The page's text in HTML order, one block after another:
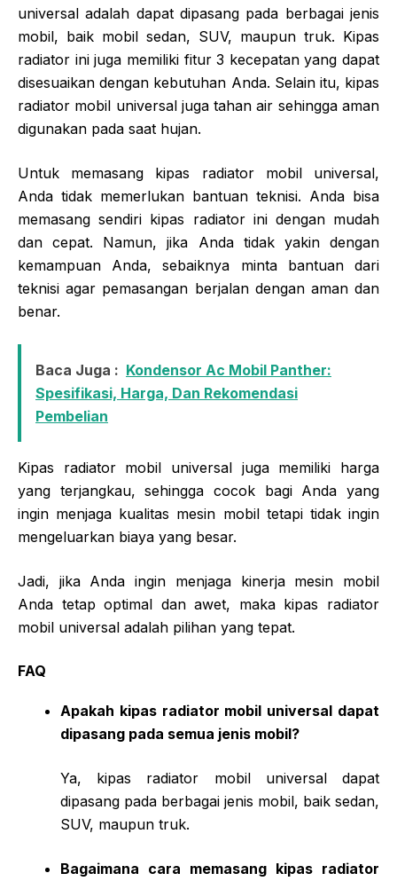
universal adalah dapat dipasang pada berbagai jenis
mobil, baik mobil sedan, SUV, maupun truk. Kipas
radiator ini juga memiliki fitur 3 kecepatan yang dapat
disesuaikan dengan kebutuhan Anda. Selain itu, kipas
radiator mobil universal juga tahan air sehingga aman
digunakan pada saat hujan.
Untuk memasang kipas radiator mobil universal,
Anda tidak memerlukan bantuan teknisi. Anda bisa
memasang sendiri kipas radiator ini dengan mudah
dan cepat. Namun, jika Anda tidak yakin dengan
kemampuan Anda, sebaiknya minta bantuan dari
teknisi agar pemasangan berjalan dengan aman dan
benar.
Baca Juga : Kondensor Ac Mobil Panther:
Spesifikasi, Harga, Dan Rekomendasi
Pembelian
Kipas radiator mobil universal juga memiliki harga
yang terjangkau, sehingga cocok bagi Anda yang
ingin menjaga kualitas mesin mobil tetapi tidak ingin
mengeluarkan biaya yang besar.
Jadi, jika Anda ingin menjaga kinerja mesin mobil
Anda tetap optimal dan awet, maka kipas radiator
mobil universal adalah pilihan yang tepat.
FAQ
Apakah kipas radiator mobil universal dapat
dipasang pada semua jenis mobil?
Ya, kipas radiator mobil universal dapat
dipasang pada berbagai jenis mobil, baik sedan,
SUV, maupun truk.
Bagaimana cara memasang kipas radiator